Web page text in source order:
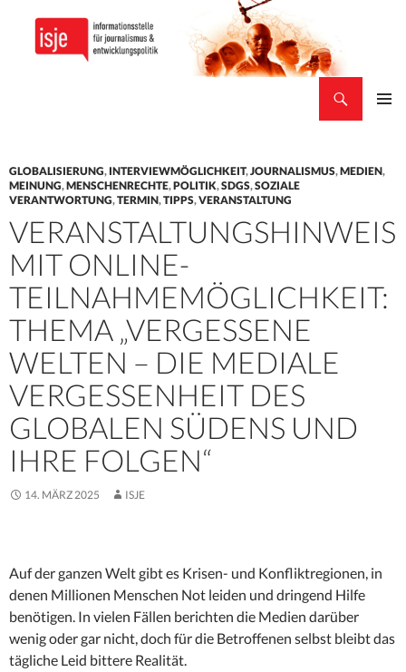
GLOBALISIERUNG, INTERVIEWMÖGLICHKEIT,JOURNALISMUS,MEDIEN,
MEINUNG,MENSCHENRECHTE,POLITIK,SDGS,SOZIALE
VERANTWORTUNG,TERMIN,TIPPS,VERANSTALTUNG
VERANSTALTUNGSHINWEIS
MIT ONLINE-
TEILNAHMEMÖGLICHKEIT:
THEMA „VERGESSENE
WELTEN – DIE MEDIALE
VERGESSENHEIT DES
GLOBALEN SÜDENS UND
IHRE FOLGEN“
14. MÄRZ 2025 ISJE
Auf der ganzen Welt gibt es Krisen- und Konfliktregionen, in
denen Millionen Menschen Not leiden und dringend Hilfe
benötigen. In vielen Fällen berichten die Medien darüber
wenig oder gar nicht, doch für die Betroffenen selbst bleibt das
tägliche Leid bittere Realität.